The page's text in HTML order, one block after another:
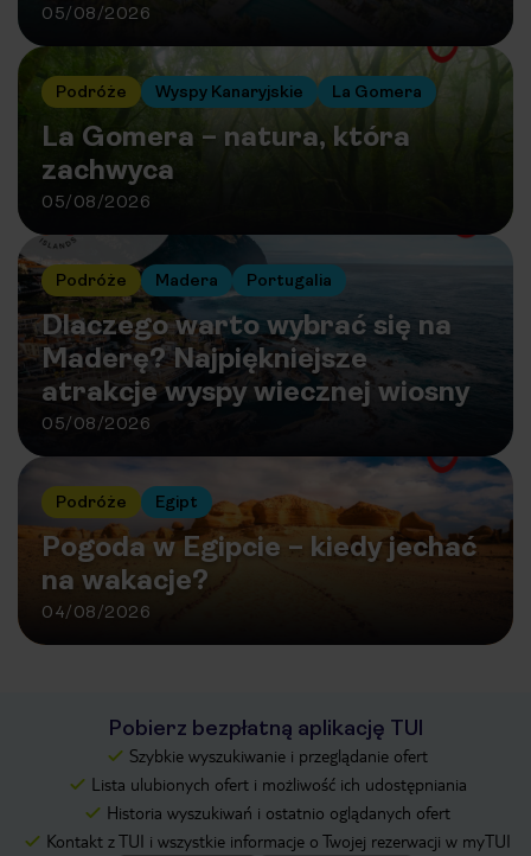
05/08/2026
Podróże Wyspy Kanaryjskie La Gomera
La Gomera – natura, która
zachwyca
05/08/2026
Podróże Madera Portugalia
Dlaczego warto wybrać się na
Maderę? Najpiękniejsze
atrakcje wyspy wiecznej wiosny
05/08/2026
Podróże Egipt
Pogoda w Egipcie – kiedy jechać
na wakacje?
04/08/2026
Pobierz bezpłatną aplikację TUI
Szybkie wyszukiwanie i przeglądanie ofert
Lista ulubionych ofert i możliwość ich udostępniania
Historia wyszukiwań i ostatnio oglądanych ofert
Kontakt z TUI i wszystkie informacje o Twojej rezerwacji w myTUI